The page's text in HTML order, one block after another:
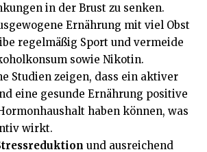
in der Brust zu senken.
Ernährung mit viel Obst
regelmäßig Sport und vermeide
sowie Nikotin.
Studien zeigen, dass ein aktiver
eine gesunde Ernährung positive
haben können, was
wirkt.
und ausreichend